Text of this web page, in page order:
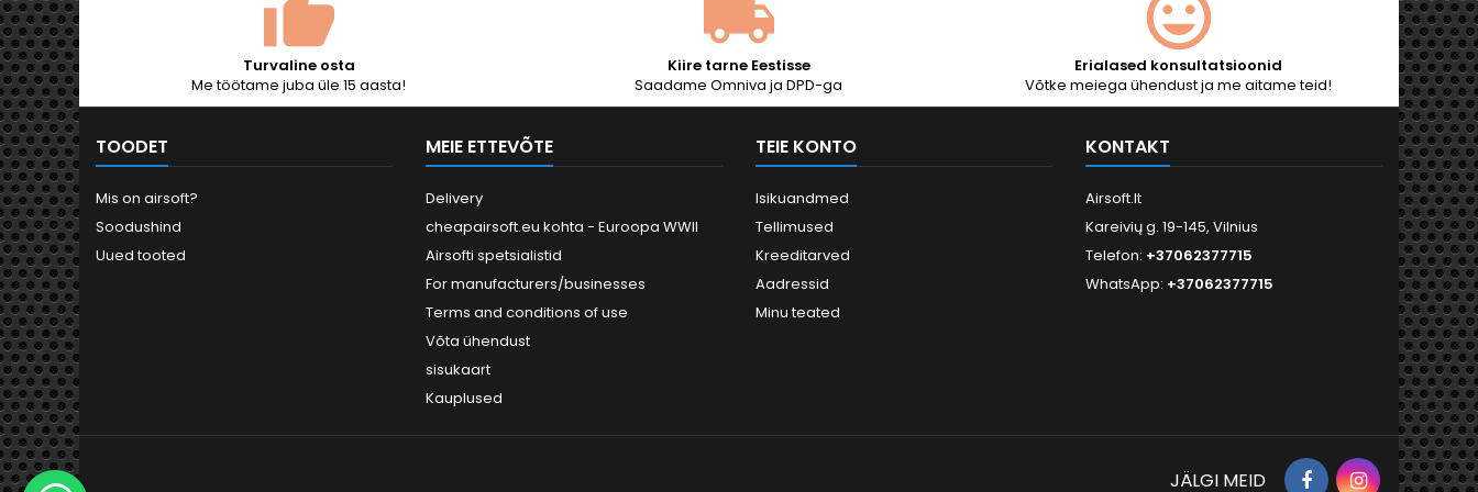
Turvaline osta
Me töötame juba üle 15 aasta!
Kiire tarne Eestisse
Saadame Omniva ja DPD-ga
Erialased konsultatsioonid
Võtke meiega ühendust ja me aitame teid!
TOODET
Mis on airsoft?
Soodushind
Uued tooted
MEIE ETTEVÕTE
Delivery
cheapairsoft.eu kohta - Euroopa WWII
Airsofti spetsialistid
For manufacturers/businesses
Terms and conditions of use
Võta ühendust
sisukaart
Kauplused
TEIE KONTO
Isikuandmed
Tellimused
Kreeditarved
Aadressid
Minu teated
KONTAKT
Airsoft.lt
Kareivių g. 19-145, Vilnius
Telefon: +37062377715
WhatsApp: +37062377715
FacebookInstagram
JÄLGI MEID